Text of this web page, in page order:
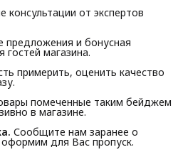
консультации от экспертов
предложения и бонусная
магазина.
примерить, оценить качество
помеченные таким бейджем
в магазине.
Сообщите нам заранее о
для Вас пропуск.